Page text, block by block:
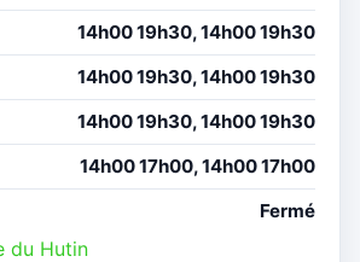
14h00 19h30, 14h00 19h30
14h00 19h30, 14h00 19h30
14h00 19h30, 14h00 19h30
14h00 17h00, 14h00 17h00
Fermé
du Hutin